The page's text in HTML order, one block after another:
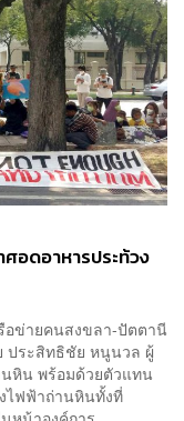
อดอาหารประท้วง
อข่ายคนสงขลา-ปัตตานี
ประสิทธิชัย หนูนวล ผู้
หิน พร้อมด้วยตัวแทน
ไฟฟ้าถ่านหินทั้งที่